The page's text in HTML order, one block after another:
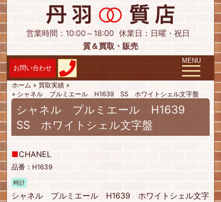
営業時間：10:00～18:00 休業日：日曜・祝日
質＆買取・販売
Toggle
MENU
ホーム » 買取実績 »
» シャネル プルミエール H1639 SS ホワイトシェル文字盤
シャネル プルミエール H1639
SS ホワイトシェル文字盤
■CHANEL
品番：H1639
時計
シャネル プルミエール H1639 ホワイトシェル文字